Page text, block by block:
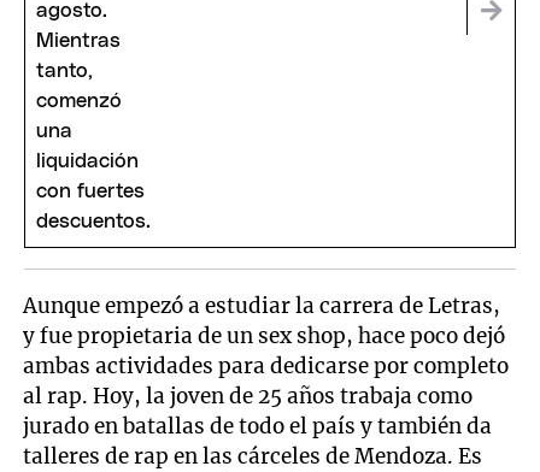
Aunque empezó a estudiar la carrera de Letras,
y fue propietaria de un sex shop, hace poco dejó
ambas actividades para dedicarse por completo
al rap. Hoy, la joven de 25 años trabaja como
jurado en batallas de todo el país y también da
talleres de rap en las cárceles de Mendoza. Es